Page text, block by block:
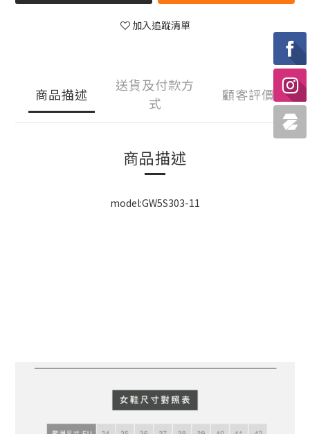
加入追蹤清單
商品描述
送貨及付款方
式
顧客評價
商品描述
model:GW5S303-11